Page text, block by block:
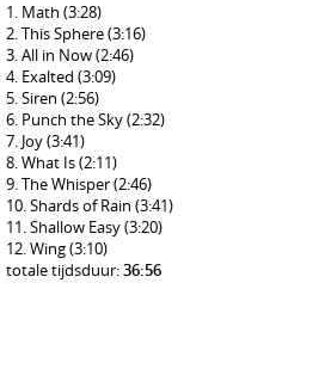
Math (3:28)
This Sphere(3:16)
All in Now(2:46)
Exalted (3:09)
Siren (2:56)
Punch the Sky(2:32)
Joy(3:41)
What Is(2:11)
The Whisper(2:46)
Shards of Rain (3:41)
Shallow Easy(3:20)
Wing(3:10)
totale tijdsduur:36:56